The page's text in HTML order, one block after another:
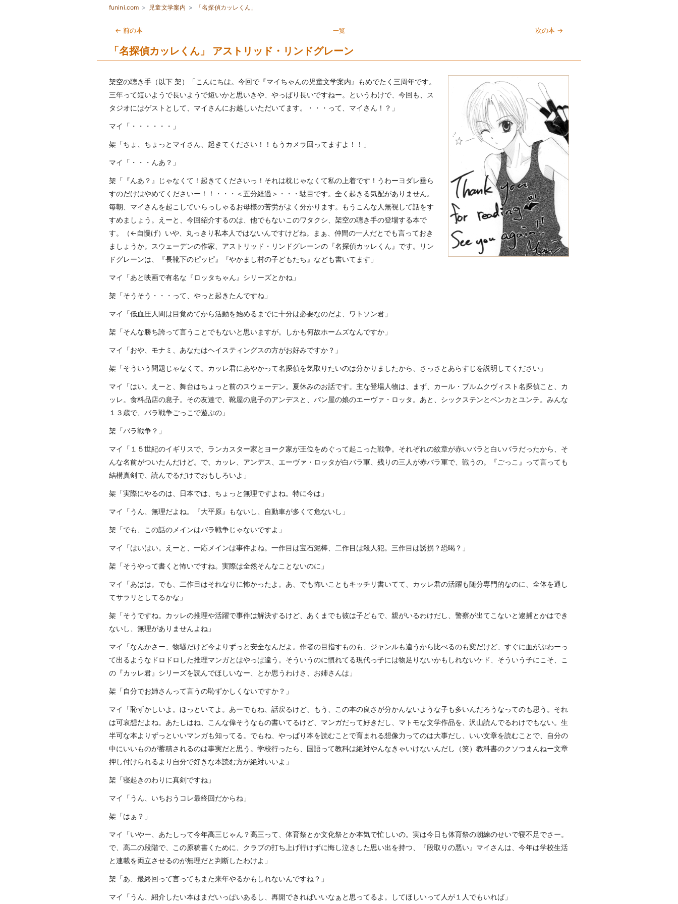
funini.com 児童文学案内 「名探偵カッレくん」
← 前の本 一覧 次の本 →
「名探偵カッレくん」 アストリッド・リンドグレーン
架空の聴き手（以下 架）「こんにちは。今回で『マイちゃんの児童文学案内』もめでたく三周年です。
三年って短いようで長いようで短いかと思いきや、やっぱり長いですねー。というわけで、今回も、ス
タジオにはゲストとして、マイさんにお越しいただいてます。・・・って、マイさん！？」
マイ「・・・・・・」
架「ちょ、ちょっとマイさん、起きてください！！もうカメラ回ってますよ！！」
マイ「・・・んあ？」
架「『んあ？』じゃなくて！起きてくださいっ！それは枕じゃなくて私の上着です！うわーヨダレ垂ら
すのだけはやめてくださいー！！・・・＜五分経過＞・・・駄目です。全く起きる気配がありません。
毎朝、マイさんを起こしていらっしゃるお母様の苦労がよく分かります。もうこんな人無視して話をす
すめましょう。えーと、今回紹介するのは、他でもないこのワタクシ、架空の聴き手の登場する本で
す。（←自慢げ）いや、丸っきり私本人ではないんですけどね。まぁ、仲間の一人だとでも言っておき
ましょうか。スウェーデンの作家、アストリッド・リンドグレーンの『名探偵カッレくん』です。リン
ドグレーンは、『長靴下のピッピ』『やかまし村の子どもたち』なども書いてます」
マイ「あと映画で有名な『ロッタちゃん』シリーズとかね」
架「そうそう・・・って、やっと起きたんですね」
マイ「低血圧人間は目覚めてから活動を始めるまでに十分は必要なのだよ、ワトソン君」
架「そんな勝ち誇って言うことでもないと思いますが。しかも何故ホームズなんですか」
マイ「おや、モナミ、あなたはヘイスティングスの方がお好みですか？」
架「そういう問題じゃなくて。カッレ君にあやかって名探偵を気取りたいのは分かりましたから、さっさとあらすじを説明してください」
マイ「はい。えーと、舞台はちょっと前のスウェーデン。夏休みのお話です。主な登場人物は、まず、カール・ブルムクヴィスト名探偵こと、カ
ッレ。食料品店の息子。その友達で、靴屋の息子のアンデスと、パン屋の娘のエーヴァ・ロッタ。あと、シックステンとベンカとユンテ。みんな
１３歳で、バラ戦争ごっこで遊ぶの」
架「バラ戦争？」
マイ「１５世紀のイギリスで、ランカスター家とヨーク家が王位をめぐって起こった戦争。それぞれの紋章が赤いバラと白いバラだったから、そ
んな名前がついたんだけど。で、カッレ、アンデス、エーヴァ・ロッタが白バラ軍、残りの三人が赤バラ軍で、戦うの。『ごっこ』って言っても
結構真剣で、読んでるだけでおもしろいよ」
架「実際にやるのは、日本では、ちょっと無理ですよね。特に今は」
マイ「うん、無理だよね。『大平原』もないし、自動車が多くて危ないし」
架「でも、この話のメインはバラ戦争じゃないですよ」
マイ「はいはい。えーと、一応メインは事件よね。一作目は宝石泥棒、二作目は殺人犯。三作目は誘拐？恐喝？」
架「そうやって書くと怖いですね。実際は全然そんなことないのに」
マイ「あはは。でも、二作目はそれなりに怖かったよ。あ、でも怖いこともキッチリ書いてて、カッレ君の活躍も随分専門的なのに、全体を通し
てサラリとしてるかな」
架「そうですね。カッレの推理や活躍で事件は解決するけど、あくまでも彼は子どもで、親がいるわけだし、警察が出てこないと逮捕とかはでき
ないし、無理がありませんよね」
マイ「なんかさー、物騒だけど今よりずっと安全なんだよ。作者の目指すものも、ジャンルも違うから比べるのも変だけど、すぐに血がぶわーっ
て出るようなドロドロした推理マンガとはやっぱ違う。そういうのに慣れてる現代っ子には物足りないかもしれないケド、そういう子にこそ、こ
の『カッレ君』シリーズを読んでほしいなー、とか思うわけさ、お姉さんは」
架「自分でお姉さんって言うの恥ずかしくないですか？」
マイ「恥ずかしいよ。ほっといてよ。あーでもね、話戻るけど、もう、この本の良さが分かんないような子も多いんだろうなってのも思う。それ
は可哀想だよね。あたしはね、こんな偉そうなもの書いてるけど、マンガだって好きだし、マトモな文学作品を、沢山読んでるわけでもない。生
半可な本よりずっといいマンガも知ってる。でもね、やっぱり本を読むことで育まれる想像力ってのは大事だし、いい文章を読むことで、自分の
中にいいものが蓄積されるのは事実だと思う。学校行ったら、国語って教科は絶対やんなきゃいけないんだし（笑）教科書のクソつまんねー文章
押し付けられるより自分で好きな本読む方が絶対いいよ」
架「寝起きのわりに真剣ですね」
マイ「うん、いちおうコレ最終回だからね」
架「はぁ？」
マイ「いやー、あたしって今年高三じゃん？高三って、体育祭とか文化祭とか本気で忙しいの。実は今日も体育祭の朝練のせいで寝不足でさー。
で、高二の段階で、この原稿書くために、クラブの打ち上げ行けずに悔し泣きした思い出を持つ、『段取りの悪い』マイさんは、今年は学校生活
と連載を両立させるのが無理だと判断したわけよ」
架「あ、最終回って言ってもまた来年やるかもしれないんですね？」
マイ「うん、紹介したい本はまだいっぱいあるし、再開できればいいなぁと思ってるよ。してほしいって人が１人でもいれば」